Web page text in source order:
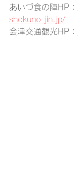
あいづ食の陣HP：
shokuno-jin.jp/
会津交通観光HP：